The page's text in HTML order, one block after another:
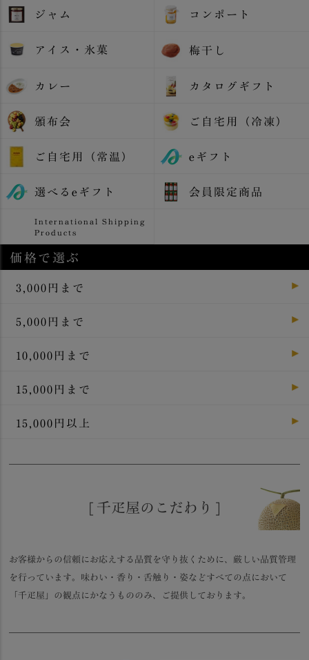
ジャム コンポート
アイス・氷菓 梅干し
カレー カタログギフト
頒布会 ご自宅用（冷凍）
ご自宅用（常温） eギフト
選べるeギフト 会員限定商品
International Shipping
Products
価格で選ぶ
3,000円まで
5,000円まで
10,000円まで
15,000円まで
15,000円以上
[ 千疋屋のこだわり ]
お客様からの信頼にお応えする品質を守り抜くために、厳しい品質管理
を行っています。味わい・香り・舌触り・姿などすべての点において
「千疋屋」の観点にかなうもののみ、ご提供しております。